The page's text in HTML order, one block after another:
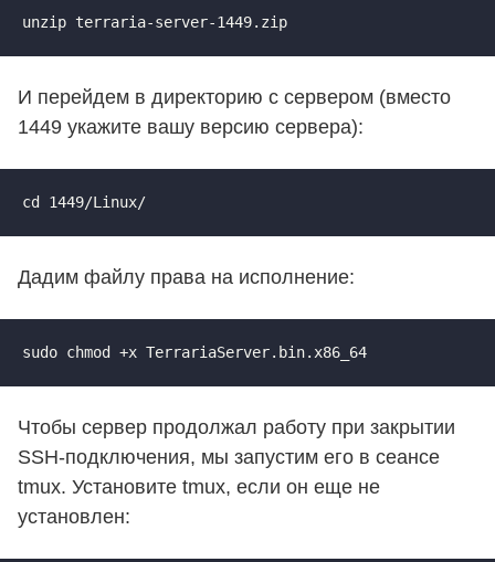
unzip terraria-server-1449.zip
И перейдем в директорию с сервером (вместо
1449 укажите вашу версию сервера):
cd 1449/Linux/
Дадим файлу права на исполнение:
sudo chmod +x TerrariaServer.bin.x86_64
Чтобы сервер продолжал работу при закрытии
SSH-подключения, мы запустим его в сеансе
tmux. Установите tmux, если он еще не
установлен: